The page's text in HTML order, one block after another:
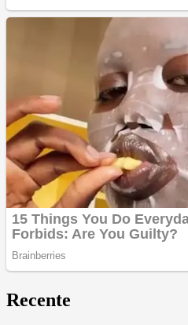
Recente